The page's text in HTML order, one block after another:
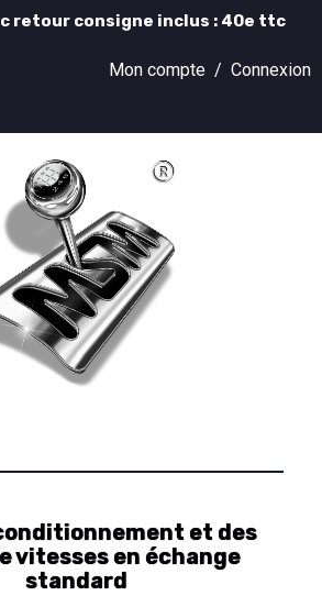
retour consigne inclus : 40e ttc
Mon compte / Connexion
et des
vitesses en échange
standard